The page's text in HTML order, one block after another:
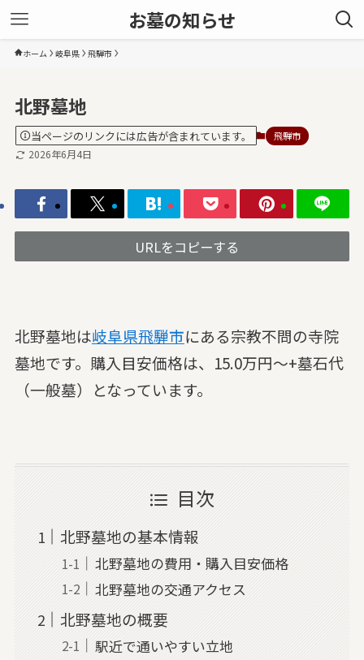
お墓の知らせ
ホーム 岐阜県 飛騨市
北野墓地
当ページのリンクには広告が含まれています。 飛騨市
2026年6月4日
URLをコピーする
北野墓地は岐阜県飛騨市にある宗教不問の寺院
墓地です。購入目安価格は、15.0万円～+墓石代
（一般墓）となっています。
目次
北野墓地の基本情報
北野墓地の費用・購入目安価格
北野墓地の交通アクセス
北野墓地の概要
駅近で通いやすい立地